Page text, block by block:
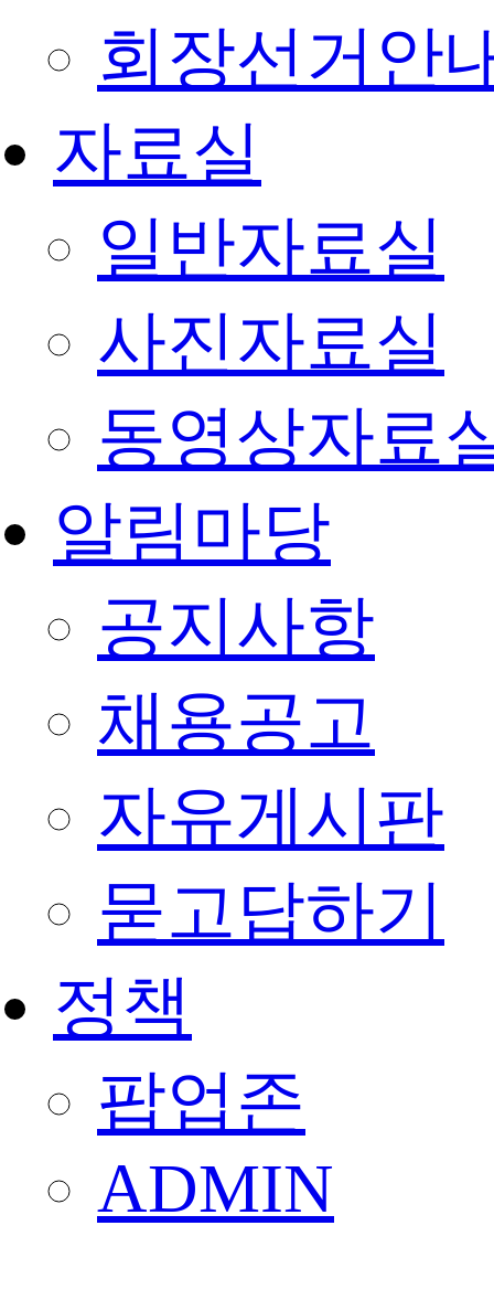
회장선거안
자료실
일반자료실
사진자료실
동영상자료
알림마당
공지사항
채용공고
자유게시판
묻고답하기
정책
팝업존
ADMIN